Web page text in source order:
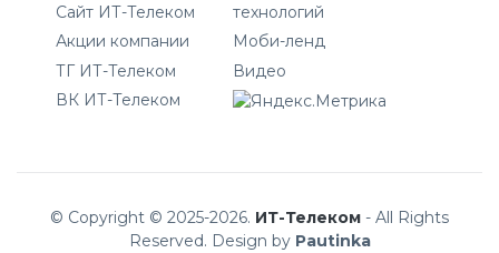
Сайт ИТ-Телеком
Акции компании
ТГ ИТ-Телеком
ВК ИТ-Телеком
технологий
Моби-ленд
Видео
© Copyright © 2025-2026. ИТ-Телеком - All Rights
Reserved. Design by Pautinka